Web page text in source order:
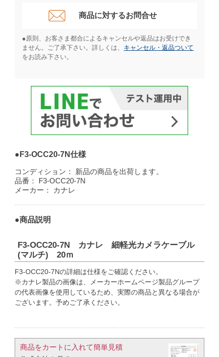
商品に対するお問合せ​
●原則、お客さま都合によるキャンセルや返品はお受けでき
ません。ご了承下さい。詳しくは、 キャンセル・返品ついて
をお読み下さい。​
●F3-OCC20-7N仕様
コンディション：
新品の商品を出荷します。
品番：
F3-OCC20-7N
メーカー：
カナレ
●商品説明
F3-OCC20-7N カナレ 細軽光カメラケーブル
(マルチ) 20ｍ
F3-OCC20-7Nの詳細は仕様をご確認ください。
※カナレ製品の画像は、メーカーホームページ製品グループ
の代表画像を使用しているため、実際の商品と異なる場合が
ございます。予めご了承ください。
商品をカートに入れて簡単見積​